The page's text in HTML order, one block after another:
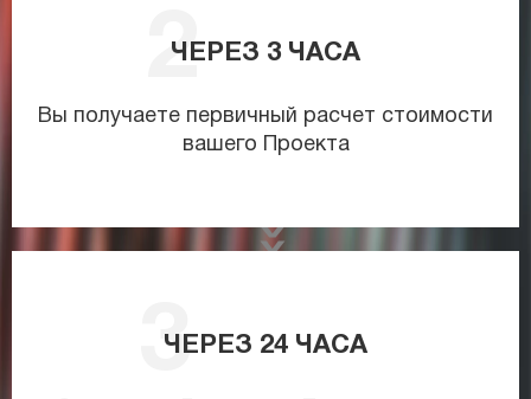
ЧЕРЕЗ 3 ЧАСА
Вы получаете первичный расчет стоимости
вашего Проекта
ЧЕРЕЗ 24 ЧАСА